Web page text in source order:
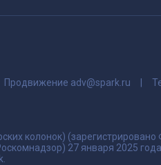
Продвижение adv@spark.ru
колонок)
27 января 2025